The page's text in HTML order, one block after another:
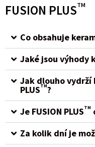
FUSION PLUSTM
Co obsahuje
Jaké jsou výhody
Jak dlouho vydrží
PLUSTM?
Je FUSION PLUSTM
Za kolik dní je